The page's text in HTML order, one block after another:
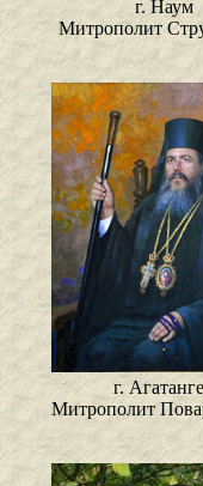
г. Наум
Митрополит
г.
Митрополит